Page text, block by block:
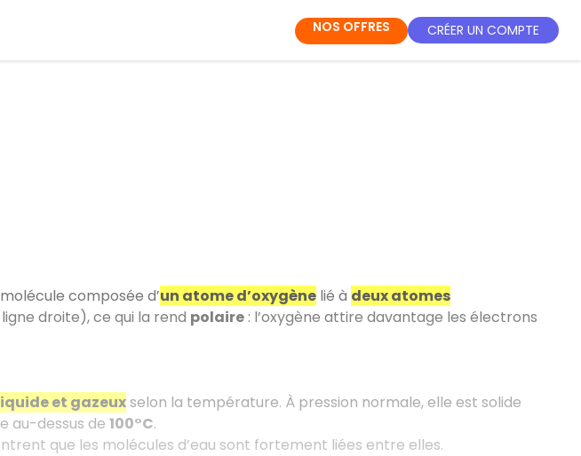
NOS OFFRES CRÉER UN COMPTE
composée d’un atome d’oxygènelié à deux atomes
droite), ce qui la rend polaire: l’oxygène attire davantage les électrons
et gazeuxselon la température. À pression normale, elle est solide
au-dessus de 100°C.
que les molécules d’eau sont fortement liées entre elles.